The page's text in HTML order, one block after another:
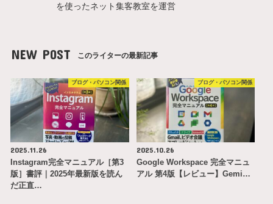
を使ったネット集客教室を運営
NEW POST このライターの最新記事
ブログ・パソコン関係
2025.11.26
Instagram完全マニュアル［第3
版］書評｜2025年最新版を読ん
だ正直…
ブログ・パソコン関係
2025.10.26
Google Workspace 完全マニュ
アル 第4版【レビュー】Gemi…